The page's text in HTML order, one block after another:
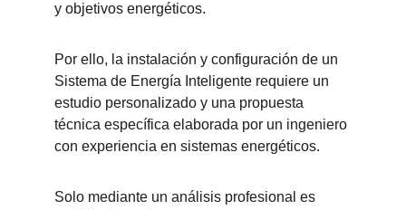
y objetivos energéticos.
Por ello, la instalación y configuración de un
Sistema de Energía Inteligente requiere un
estudio personalizado y una propuesta
técnica específica elaborada por un ingeniero
con experiencia en sistemas energéticos.
Solo mediante un análisis profesional es